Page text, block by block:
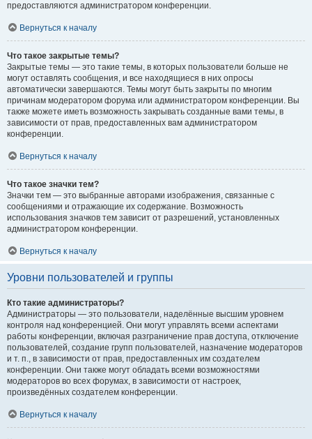
предоставляются администратором конференции.
Вернуться к началу
Что такое закрытые темы?
Закрытые темы — это такие темы, в которых пользователи больше не
могут оставлять сообщения, и все находящиеся в них опросы
автоматически завершаются. Темы могут быть закрыты по многим
причинам модератором форума или администратором конференции. Вы
также можете иметь возможность закрывать созданные вами темы, в
зависимости от прав, предоставленных вам администратором
конференции.
Вернуться к началу
Что такое значки тем?
Значки тем — это выбранные авторами изображения, связанные с
сообщениями и отражающие их содержание. Возможность
использования значков тем зависит от разрешений, установленных
администратором конференции.
Вернуться к началу
Уровни пользователей и группы
Кто такие администраторы?
Администраторы — это пользователи, наделённые высшим уровнем
контроля над конференцией. Они могут управлять всеми аспектами
работы конференции, включая разграничение прав доступа, отключение
пользователей, создание групп пользователей, назначение модераторов
и т. п., в зависимости от прав, предоставленных им создателем
конференции. Они также могут обладать всеми возможностями
модераторов во всех форумах, в зависимости от настроек,
произведённых создателем конференции.
Вернуться к началу